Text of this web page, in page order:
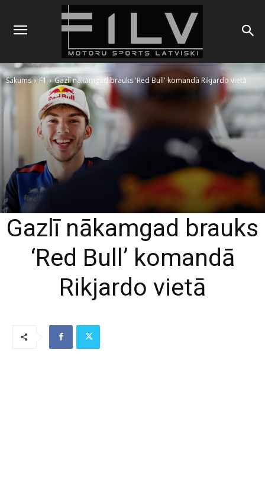
Sākums F1 Gazlī nākamgad brauks 'Red Bull' komandā Rikjardo vietā
Gazlī nākamgad brauks
‘Red Bull’ komandā
Rikjardo vietā